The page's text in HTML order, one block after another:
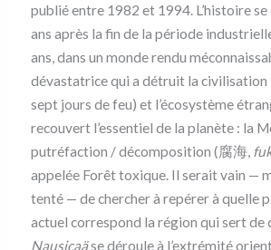
publié entre 1982 et 1994. L’histoire
ans après la fin de la période
ans, dans un monde rendu
dévastatrice qui a détruit la civilisation
sept jours de feu) et l’écosystème
recouvert l’essentiel de la planète : la
putréfaction / décomposition (腐海,
appelée Forêt toxique. Il serait vain —
tenté — de chercher à repérer à quelle
actuel correspond la région qui sert de
Nausicaäse déroule à l’extrémité